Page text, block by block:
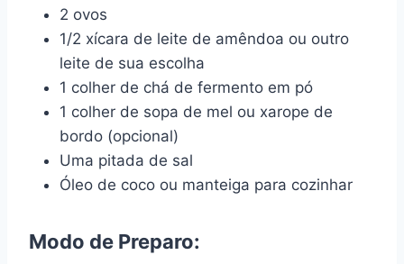
2 ovos
1/2 xícara de leite de amêndoa ou outro
leite de sua escolha
1 colher de chá de fermento em pó
1 colher de sopa de mel ou xarope de
bordo (opcional)
Uma pitada de sal
Óleo de coco ou manteiga para cozinhar
Modo de Preparo: